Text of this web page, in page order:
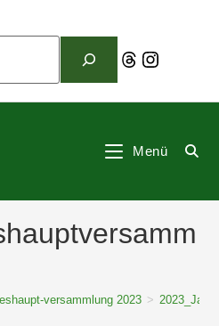
ThreadsInstagram
Menü
versammlung 2023 >